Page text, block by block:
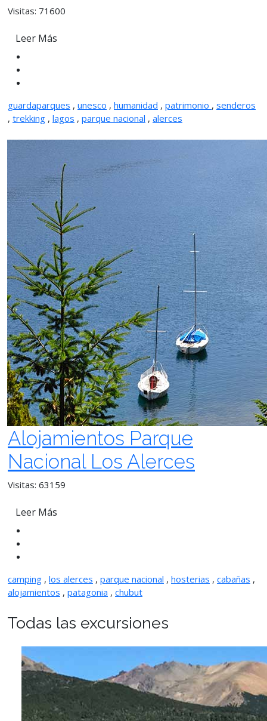
Visitas: 71600
Leer Más
guardaparques , unesco , humanidad , patrimonio , senderos
, trekking , lagos , parque nacional , alerces
Alojamientos Parque
Nacional Los Alerces
Visitas: 63159
Leer Más
camping , los alerces , parque nacional , hosterias , cabañas ,
alojamientos , patagonia , chubut
Todas las excursiones